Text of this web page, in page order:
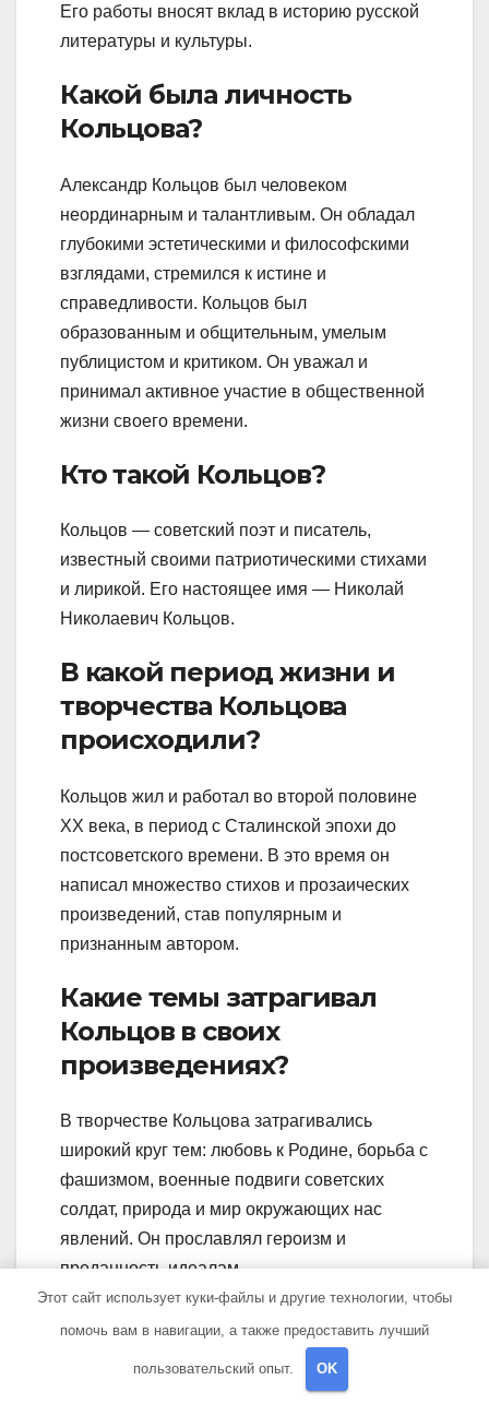
Его работы вносят вклад в историю русской
литературы и культуры.
Какой была личность
Кольцова?
Александр Кольцов был человеком
неординарным и талантливым. Он обладал
глубокими эстетическими и философскими
взглядами, стремился к истине и
справедливости. Кольцов был
образованным и общительным, умелым
публицистом и критиком. Он уважал и
принимал активное участие в общественной
жизни своего времени.
Кто такой Кольцов?
Кольцов — советский поэт и писатель,
известный своими патриотическими стихами
и лирикой. Его настоящее имя — Николай
Николаевич Кольцов.
В какой период жизни и
творчества Кольцова
происходили?
Кольцов жил и работал во второй половине
XX века, в период с Сталинской эпохи до
постсоветского времени. В это время он
написал множество стихов и прозаических
произведений, став популярным и
признанным автором.
Какие темы затрагивал
Кольцов в своих
произведениях?
В творчестве Кольцова затрагивались
широкий круг тем: любовь к Родине, борьба с
фашизмом, военные подвиги советских
солдат, природа и мир окружающих нас
явлений. Он прославлял героизм и
преданность идеалам.
Навигация
Липома мягких
Виктор
Этот сайт использует куки-файлы и другие технологии, чтобы
помочь вам в навигации, а также предоставить лучший
пользовательский опыт. OK